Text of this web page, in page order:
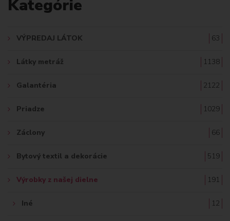
D
Kategórie
VÝPREDAJ LÁTOK 63
Látky metráž 1138
Galantéria 2122
Priadze 1029
Záclony 66
Bytový textil a dekorácie 519
Výrobky z našej dielne 191
Iné 12